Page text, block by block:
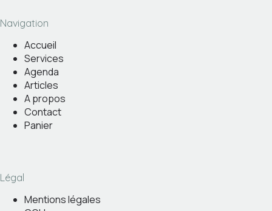
Navigation
Accueil
Services
Agenda
Articles
A propos
Contact
Panier
Légal
Mentions légales